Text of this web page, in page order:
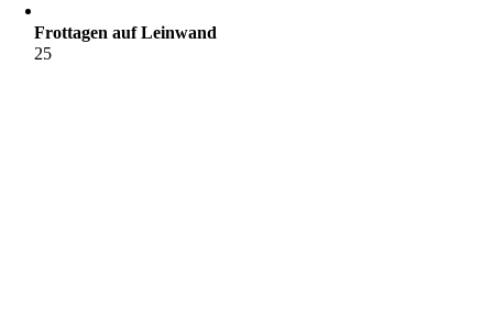
Frottagen auf Leinwand
25